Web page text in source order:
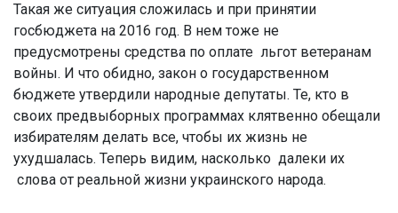
Такая же ситуация сложилась и при принятии
госбюджета на 2016 год. В нем тоже не
предусмотрены средства по оплате льгот ветеранам
войны. И что обидно, закон о государственном
бюджете утвердили народные депутаты. Те, кто в
своих предвыборных программах клятвенно обещали
избирателям делать все, чтобы их жизнь не
ухудшалась. Теперь видим, насколько далеки их
слова от реальной жизни украинского народа.